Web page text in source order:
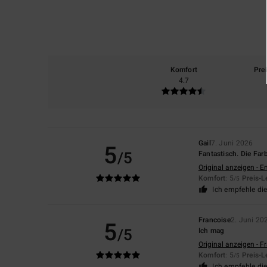
Komfort
4.7
5/5
Gail7. Juni 2026
Fantastisch. Die
Original anzeigen -
Komfort: 5/5 Preis-
Ich empfehle
5/5
Francoise2. Juni
Ich mag
Original anzeigen -
Komfort: 5/5 Preis-